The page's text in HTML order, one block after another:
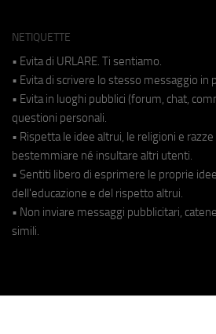
NETIQUETTE
• Evita di URLARE. Ti sentiamo.
• Evita di scrivere lo stesso messaggio in
• Evita in luoghi pubblici (forum, chat,
questioni personali.
• Rispetta le idee altrui, le religioni e
bestemmiare né insultare altri utenti.
• Sentiti libero di esprimere le proprie
dell'educazione e del rispetto altrui.
• Non inviare messaggi pubblicitari,
simili.